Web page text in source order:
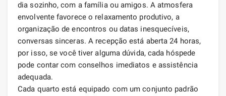
dia sozinho, com a família ou amigos. A atmosfera
envolvente favorece o relaxamento produtivo, a
organização de encontros ou datas inesquecíveis,
conversas sinceras. A recepção está aberta 24 horas,
por isso, se você tiver alguma dúvida, cada hóspede
pode contar com conselhos imediatos e assistência
adequada.
Cada quarto está equipado com um conjunto padrão